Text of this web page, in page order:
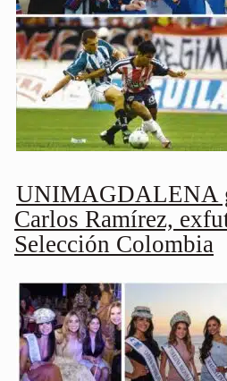
UNIMAGDALENA
Carlos Ramírez,
Selección Colombia